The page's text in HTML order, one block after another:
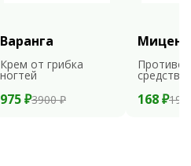
Варанга
Крем от грибка
ногтей
975 ₽3900 ₽
средство
168 ₽